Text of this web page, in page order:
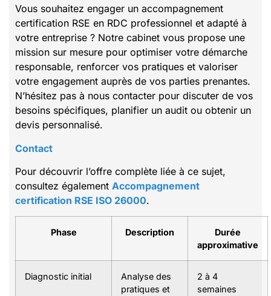
Vous souhaitez engager un accompagnement
certification RSE en RDC professionnel et adapté à
votre entreprise ? Notre cabinet vous propose une
mission sur mesure pour optimiser votre démarche
responsable, renforcer vos pratiques et valoriser
votre engagement auprès de vos parties prenantes.
N’hésitez pas à nous contacter pour discuter de vos
besoins spécifiques, planifier un audit ou obtenir un
devis personnalisé.
Contact
Pour découvrir l’offre complète liée à ce sujet,
consultez également Accompagnement
certification RSE ISO 26000.
Phase Description
Durée
approximative
Diagnostic initial
Analyse des
pratiques et
2 à 4
semaines